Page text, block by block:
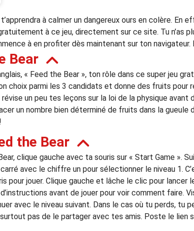
à calmer un dangereux ours en colère. En
à ce jeu, directement sur ce site. Tu n’as
à en profiter dès maintenant sur ton
Bear
« Feed the Bear », ton rôle dans ce super jeu
choix parmi les 3 candidats et donne des fruits pour
un peu tes leçons sur la loi de la physique avant
un nombre bien déterminé de fruits dans la gueule
the Bear
clique gauche avec ta souris sur « Start Game ».
avec le chiffre un pour sélectionner le niveau 1.
pour jouer. Clique gauche et lâche le clic pour lancer
avant de jouer pour voir comment faire.
avec le niveau suivant. Dans le cas où tu perds, tu
surtout pas de le partager avec tes amis. Poste le lien